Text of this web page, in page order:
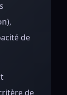
de
de